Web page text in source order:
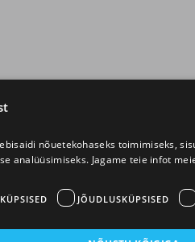
nõuetekohaseks toimimiseks,
analüüsimiseks. Jagame teie infot
JÕUDLUSKÜPSISED